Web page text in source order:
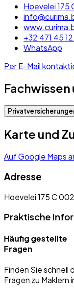
Hoevelei 175
+32 471 45 12
WhatsApp
Per E-Mail
Karte und
Auf Google Maps
Adresse
Hoevelei 175 C
Praktische
Häufig gestellte
Fragen
Finden Sie schnell
Fragen zu Maklern